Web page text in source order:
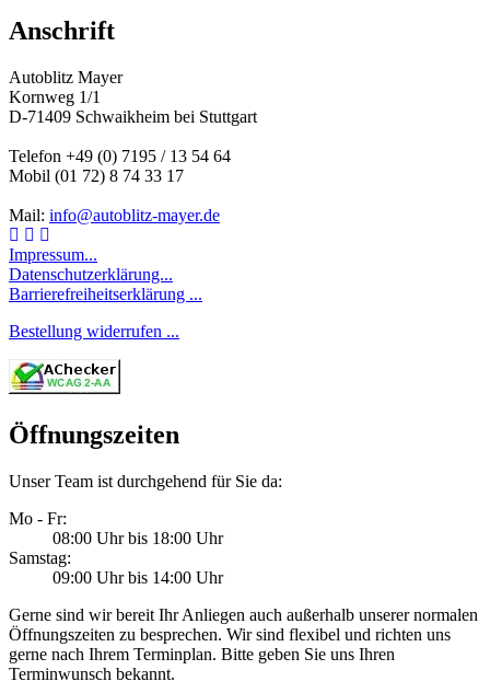
Anschrift
Autoblitz Mayer
Kornweg 1/1
D-71409 Schwaikheim bei Stuttgart
Telefon +49 (0) 7195 / 13 54 64
Mobil (01 72) 8 74 33 17
Mail: info@autoblitz-mayer.de
Facebook
Youtube
Impressum...
Datenschutzerklärung...
Barrierefreiheitserklärung ...
Bestellung widerrufen ...
Öffnungszeiten
Unser Team ist durchgehend für Sie da:
Mo - Fr:
08:00 Uhr bis 18:00 Uhr
Samstag:
09:00 Uhr bis 14:00 Uhr
Gerne sind wir bereit Ihr Anliegen auch außerhalb unserer normalen
Öffnungszeiten zu besprechen. Wir sind flexibel und richten uns
gerne nach Ihrem Terminplan. Bitte geben Sie uns Ihren
Terminwunsch bekannt.